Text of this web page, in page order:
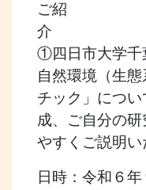
ご紹
①四日市大学千
自然環境（生
チック」につ
成、ご自分の
やすくご説明い
日時：令和６